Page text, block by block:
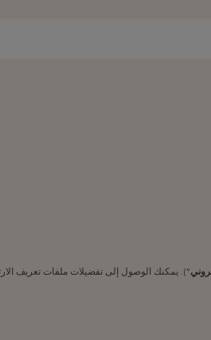
“). يمكنك الوصول إلى تفضيلات ملفات تعريف